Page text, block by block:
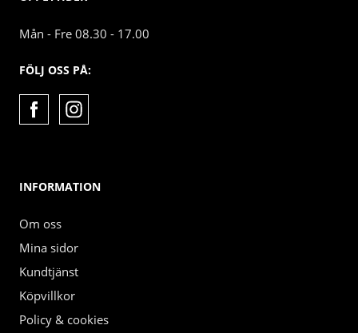
Mån - Fre 08.30 - 17.00
FÖLJ OSS PÅ:
INFORMATION
Om oss
Mina sidor
Kundtjänst
Köpvillkor
Policy & cookies